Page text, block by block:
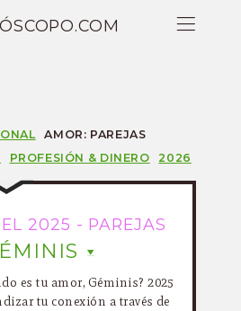
AMOR: PAREJAS
PROFESIÓN & DINERO 2026
2025 - PAREJAS
es tu amor, Géminis? 2025
tu conexión a través de